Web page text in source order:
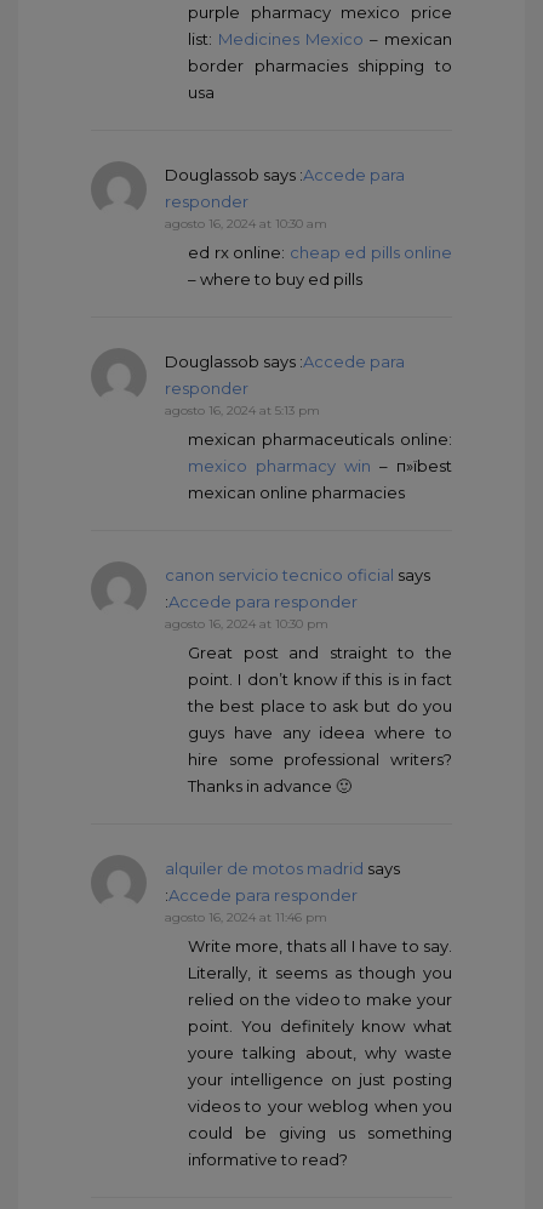
purple pharmacy mexico price
list: Medicines Mexico – mexican
border pharmacies shipping to
usa
Douglassob says :Accede para
responder
agosto 16, 2024 at 10:30 am
ed rx online: cheap ed pills online
– where to buy ed pills
Douglassob says :Accede para
responder
agosto 16, 2024 at 5:13 pm
mexican pharmaceuticals online:
mexico pharmacy win – п»їbest
mexican online pharmacies
canon servicio tecnico oficial says
:Accede para responder
agosto 16, 2024 at 10:30 pm
Great post and straight to the
point. I don’t know if this is in fact
the best place to ask but do you
guys have any ideea where to
hire some professional writers?
Thanks in advance 🙂
alquiler de motos madrid says
:Accede para responder
agosto 16, 2024 at 11:46 pm
Write more, thats all I have to say.
Literally, it seems as though you
relied on the video to make your
point. You definitely know what
youre talking about, why waste
your intelligence on just posting
videos to your weblog when you
could be giving us something
informative to read?